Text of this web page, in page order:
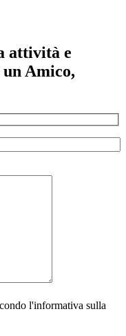
attività e
un Amico,
l'informativa sulla